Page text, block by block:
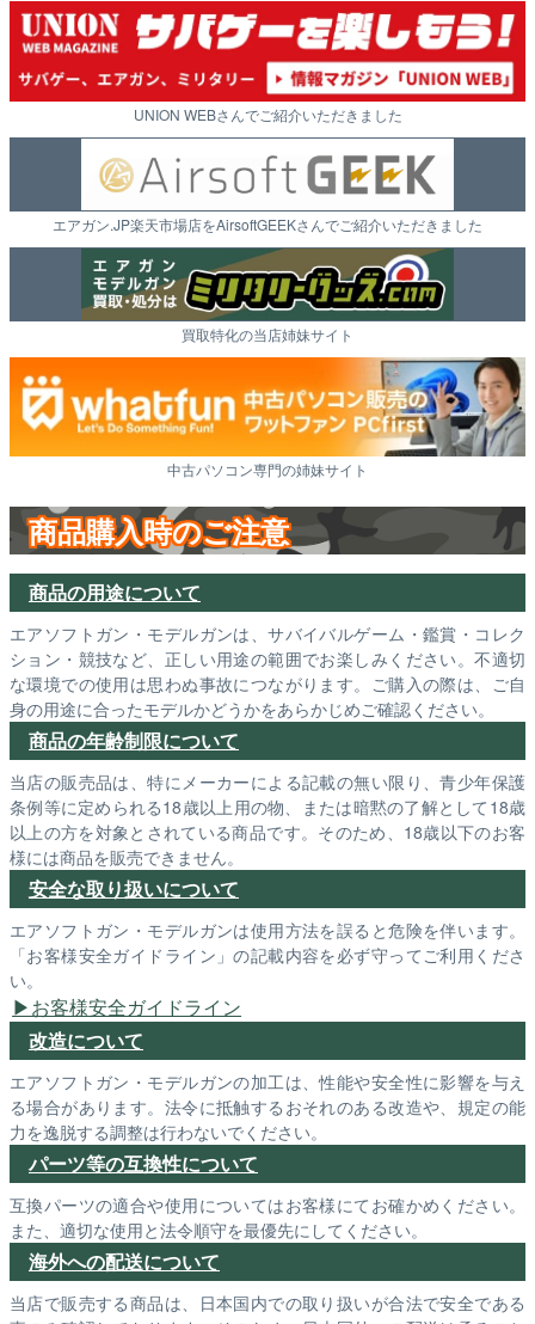
UNION WEBさんでご紹介いただきました
エアガン.JP楽天市場店をAirsoftGEEKさんでご紹介いただきました
買取特化の当店姉妹サイト
中古パソコン専門の姉妹サイト
商品購入時のご注意
商品の用途について
エアソフトガン・モデルガンは、サバイバルゲーム・鑑賞・コレク
ション・競技など、正しい用途の範囲でお楽しみください。不適切
な環境での使用は思わぬ事故につながります。ご購入の際は、ご自
身の用途に合ったモデルかどうかをあらかじめご確認ください。
商品の年齢制限について
当店の販売品は、特にメーカーによる記載の無い限り、青少年保護
条例等に定められる18歳以上用の物、または暗黙の了解として18歳
以上の方を対象とされている商品です。そのため、18歳以下のお客
様には商品を販売できません。
安全な取り扱いについて
エアソフトガン・モデルガンは使用方法を誤ると危険を伴います。
「お客様安全ガイドライン」の記載内容を必ず守ってご利用くださ
い。
お客様安全ガイドライン
改造について
エアソフトガン・モデルガンの加工は、性能や安全性に影響を与え
る場合があります。法令に抵触するおそれのある改造や、規定の能
力を逸脱する調整は行わないでください。
パーツ等の互換性について
互換パーツの適合や使用についてはお客様にてお確かめください。
また、適切な使用と法令順守を最優先にしてください。
海外への配送について
当店で販売する商品は、日本国内での取り扱いが合法で安全である